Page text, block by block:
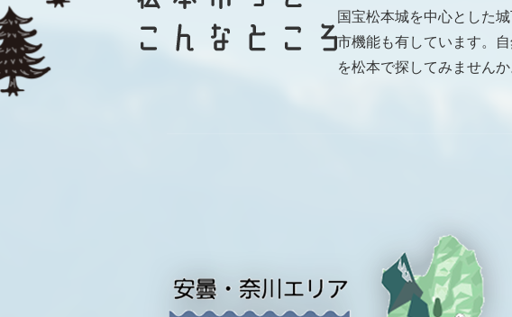
国宝松本城を中心とした
市機能も有しています。
を松本で探してみませんか